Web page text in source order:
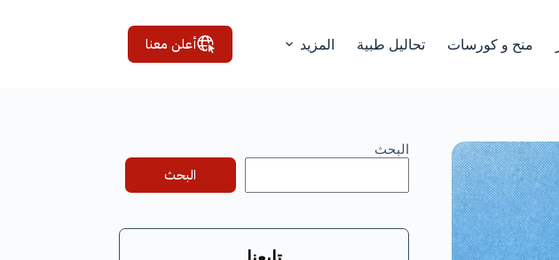
منح و كورسات تحاليل طبية المزيد أعلن معنا
البحث
البحث